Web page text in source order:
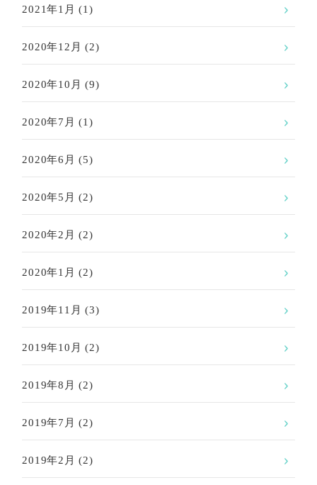
2021年1月 (1)
2020年12月 (2)
2020年10月 (9)
2020年7月 (1)
2020年6月 (5)
2020年5月 (2)
2020年2月 (2)
2020年1月 (2)
2019年11月 (3)
2019年10月 (2)
2019年8月 (2)
2019年7月 (2)
2019年2月 (2)